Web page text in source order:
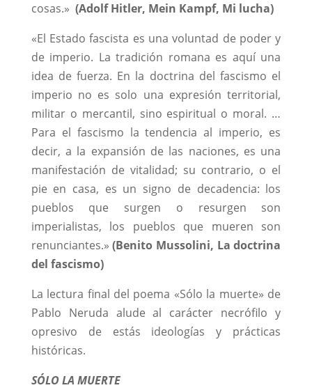
cosas.» (Adolf Hitler, Mein Kampf, Mi lucha)
«El Estado fascista es una voluntad de poder y
de imperio. La tradición romana es aquí una
idea de fuerza. En la doctrina del fascismo el
imperio no es solo una expresión territorial,
militar o mercantil, sino espiritual o moral. …
Para el fascismo la tendencia al imperio, es
decir, a la expansión de las naciones, es una
manifestación de vitalidad; su contrario, o el
pie en casa, es un signo de decadencia: los
pueblos que surgen o resurgen son
imperialistas, los pueblos que mueren son
renunciantes.»(Benito Mussolini, La doctrina
del fascismo)
La lectura final del poema «Sólo la muerte» de
Pablo Neruda alude al carácter necrófilo y
opresivo de estás ideologías y prácticas
históricas.
SÓLO LA MUERTE